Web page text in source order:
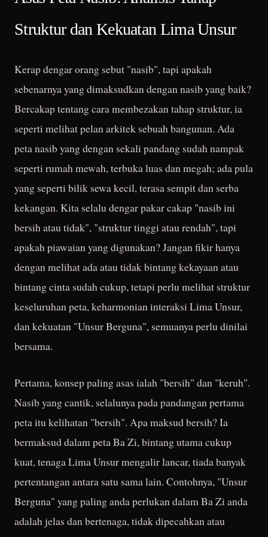
Struktur dan Kekuatan Lima Unsur
Kerap dengar orang sebut "nasib", tapi apakah
sebenarnya yang dimaksudkan dengan nasib yang baik?
Bercakap tentang cara membezakan tahap struktur, ia
seperti melihat pelan arkitek sebuah bangunan. Ada
peta nasib yang dengan sekali pandang sudah nampak
seperti rumah mewah, terbuka luas dan megah; ada pula
yang seperti bilik sewa kecil, terasa sempit dan serba
kekangan. Kita selalu dengar pakar cakap "nasib ini
bersih atau tidak", "struktur tinggi atau rendah", tapi
apakah piawaian yang digunakan? Jangan fikir hanya
dengan melihat ada atau tidak bintang kekayaan atau
bintang cinta sudah cukup, tetapi perlu melihat struktur
keseluruhan peta, keharmonian interaksi Lima Unsur,
dan kekuatan "Unsur Berguna", semuanya perlu dinilai
bersama.
Pertama, konsep paling asas ialah "bersih" dan "keruh".
Nasib yang cantik, selalunya pada pandangan pertama
peta itu kelihatan "bersih". Apa maksud bersih? Ia
bermaksud dalam peta Ba Zi, bintang utama cukup
kuat, tenaga Lima Unsur mengalir lancar, tiada banyak
pertentangan antara satu sama lain. Contohnya, "Unsur
Berguna" yang paling anda perlukan dalam Ba Zi anda
adalah jelas dan bertenaga, tidak dipecahkan atau